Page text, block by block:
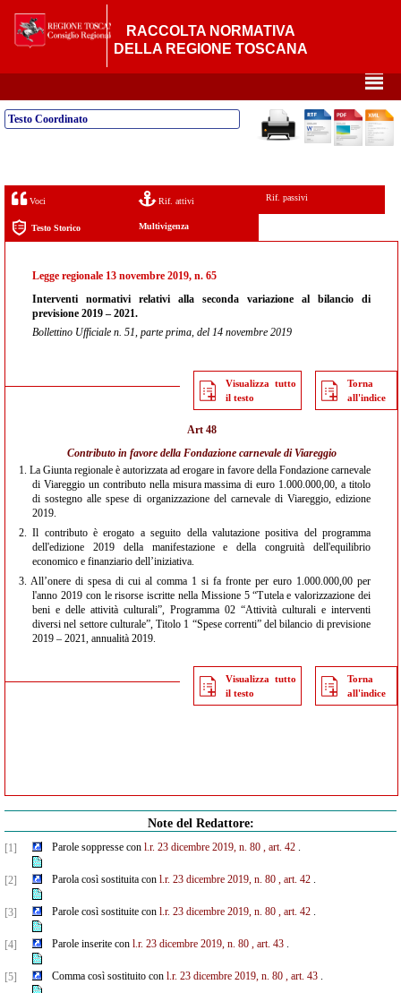
RACCOLTA NORMATIVA
DELLA REGIONE TOSCANA
²
Testo Coordinato
Voci Rif. attivi Rif. passivi
Testo Storico Multivigenza
Legge regionale 13 novembre 2019, n. 65
Interventi normativi relativi alla seconda variazione al bilancio di
previsione 2019 – 2021.
Bollettino Ufficiale n. 51, parte prima, del 14 novembre 2019
Visualizza tutto
il testo
Torna
all'indice
Art 48
Contributo in favore della Fondazione carnevale di Viareggio
1. La Giunta regionale è autorizzata ad erogare in favore della Fondazione carnevale
di Viareggio un contributo nella misura massima di euro 1.000.000,00, a titolo
di sostegno alle spese di organizzazione del carnevale di Viareggio, edizione
2019.
2.Il contributo è erogato a seguito della valutazione positiva del programma
dell'edizione 2019 della manifestazione e della congruità dell'equilibrio
economico e finanziario dell’iniziativa.
3. All’onere di spesa di cui al comma 1 si fa fronte per euro 1.000.000,00 per
l'anno 2019 con le risorse iscritte nella Missione 5 “Tutela e valorizzazione dei
beni e delle attività culturali”, Programma 02 “Attività culturali e interventi
diversi nel settore culturale”, Titolo 1 “Spese correnti” del bilancio di previsione
2019 – 2021, annualità 2019.
Visualizza tutto
il testo
Torna
all'indice
Note del Redattore:
[1] Parole soppresse con l.r. 23 dicembre 2019, n. 80 , art. 42.
[2] Parola così sostituita con l.r. 23 dicembre 2019, n. 80 , art. 42.
[3] Parole così sostituite con l.r. 23 dicembre 2019, n. 80 , art. 42.
[4] Parole inserite con l.r. 23 dicembre 2019, n. 80 , art. 43.
[5] Comma così sostituito con l.r. 23 dicembre 2019, n. 80 , art. 43.